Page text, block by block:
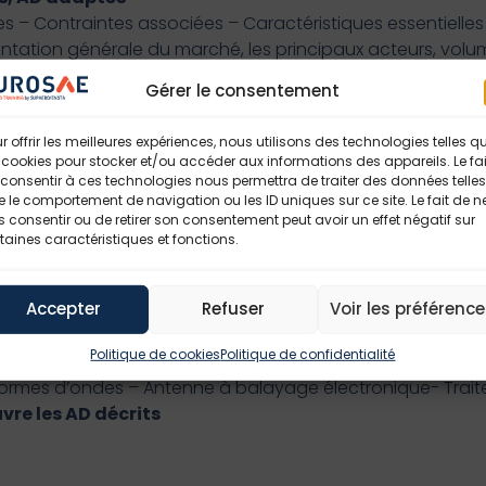
Gérer le consentement
offrir les meilleures expériences, nous utilisons des technologies telles
pour stocker et/ou accéder aux informations des appareils. Le
à ces technologies nous permettra de traiter des données telles
le comportement de navigation ou les ID uniques sur ce site. Le fait de
consentir ou de retirer son consentement peut avoir un effet négatif sur
caractéristiques et fonctions.
Accepter Refuser Voir les
Politique de cookiesPolitique de confidentialité
– Contraintes associées – Caractéristiques
générale du marché, les principaux acteurs,
EM
Choix des formes d’onde – Traitement du signal et
des fréquences et des formes d’onde –
– Choix des fréquences, des formes d’ondes –
leurs performances – Les récepteurs
d’ondes – Antenne à balayage électronique-
les AD décrits